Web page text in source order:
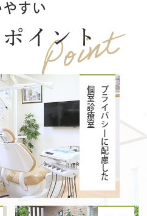
やすい
イント
Point
プライバシーに配慮した
個室診療室